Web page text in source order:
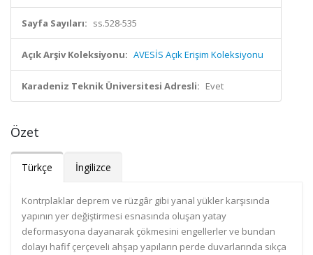
Sayfa Sayıları: ss.528-535
Açık Arşiv Koleksiyonu: AVESİS Açık Erişim Koleksiyonu
Karadeniz Teknik Üniversitesi Adresli: Evet
Özet
Türkçe İngilizce
Kontrplaklar deprem ve rüzgâr gibi yanal yükler karşısında
yapının yer değiştirmesi esnasında oluşan yatay
deformasyona dayanarak çökmesini engellerler ve bundan
dolayı hafif çerçeveli ahşap yapıların perde duvarlarında sıkça